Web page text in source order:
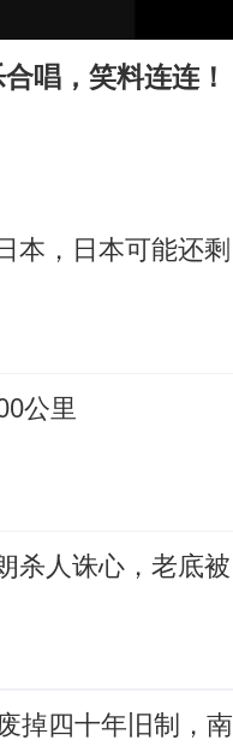
火
任何闹海挑衅图谋
唱，笑料连连！
本，日本可能还剩
公里
杀人诛心，老底被
掉四十年旧制，南